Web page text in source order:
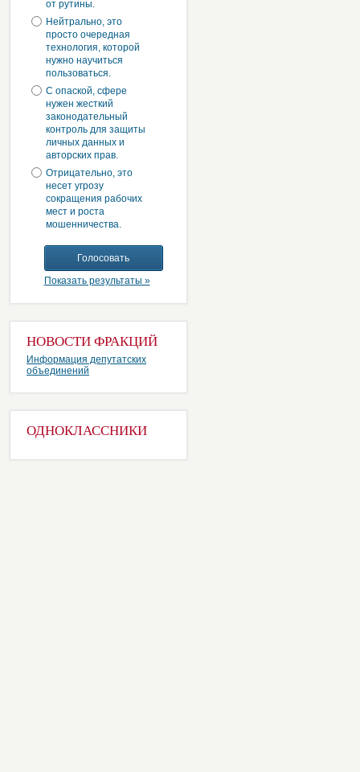
от рутины.
Нейтрально, это
просто очередная
технология, которой
нужно научиться
пользоваться.
С опаской, сфере
нужен жесткий
законодательный
контроль для защиты
личных данных и
авторских прав.
Отрицательно, это
несет угрозу
сокращения рабочих
мест и роста
мошенничества.
Показать результаты »
НОВОСТИ ФРАКЦИЙ
Информация депутатских
объединений
ОДНОКЛАССНИКИ